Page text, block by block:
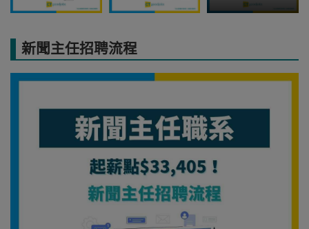
新聞主任招聘流程